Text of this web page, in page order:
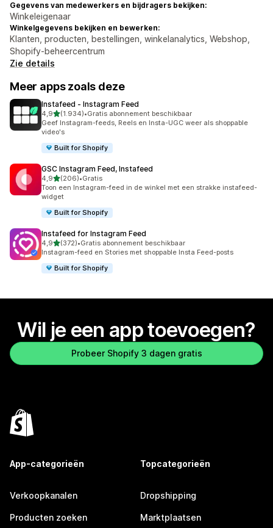
Gegevens van medewerkers en bijdragers bekijken:
Winkeleigenaar
Winkelgegevens bekijken en bewerken:
Klanten, producten, bestellingen, winkelanalytics, Webshop,
Shopify-beheercentrum
Zie details
Meer apps zoals deze
Instafeed ‑ Instagram Feed
4,9van 5 sterren
(1.934)
1934 recensies in totaal
•Gratis abonnement beschikbaar
Geef Instagram-feeds, Reels en Insta-UGC weer als shoppable
video's
Built for Shopify
GSC Instagram Feed, Instafeed
4,9van 5 sterren
(206)
206 recensies in totaal
•Gratis
Toon een Instagram-feed in de winkel met een strakke instafeed-
widget
Built for Shopify
Instafeed for Instagram Feed
4,9van 5 sterren
(372)
372 recensies in totaal
•Gratis abonnement beschikbaar
Instagram-feed en Stories met shoppable Insta Feed-posts
Built for Shopify
Wil je een app toevoegen?
Probeer Shopify 3 dagen gratis
App-categorieën
Verkoopkanalen
Producten zoeken
Topcategorieën
Dropshipping
Marktplaatsen